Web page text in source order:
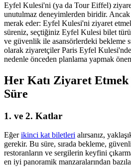
Eyfel Kulesi'ni (ya da Tour Eiffel)
unutulmaz deneyimlerden biridir.
merak eder: Eyfel Kulesi'ni ziyaret
süreniz, seçtiğiniz Eyfel Kulesi bilet
ve güvenlik ile asansörlerdeki bekleme
olarak ziyaretçiler Paris Eyfel
nedenle önceden planlama yapmak
Her Katı Ziyaret
Süre
1. ve 2. Katlar
Eğerikinci kat biletleri alırsanız,
gerekir. Bu süre, sırada bekleme,
restoranların ve sergilerin keyfini
en iyi panoramik manzaralarından